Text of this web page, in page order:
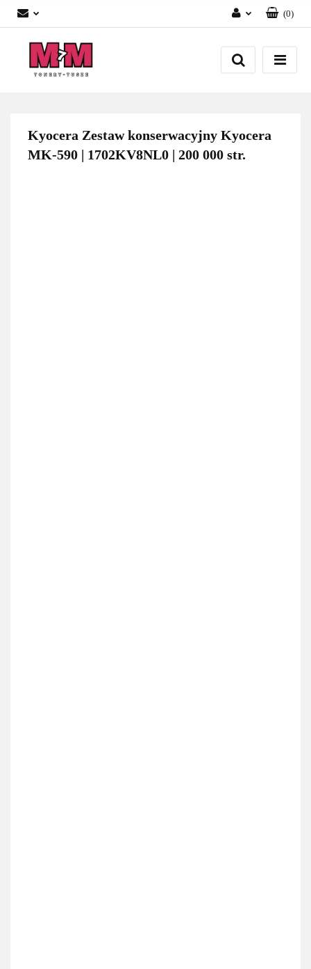
Zaloguj się
Załóż konto
(0)
Kyocera Zestaw konserwacyjny Kyocera
MK-590 | 1702KV8NL0 | 200 000 str.